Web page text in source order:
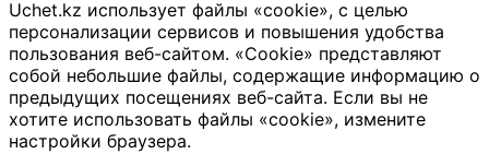
Uchet.kz использует файлы «cookie», с целью
персонализации сервисов и повышения удобства
пользования веб-сайтом. «Cookie» представляют
собой небольшие файлы, содержащие информацию о
предыдущих посещениях веб-сайта. Если вы не
хотите использовать файлы «cookie», измените
настройки браузера.